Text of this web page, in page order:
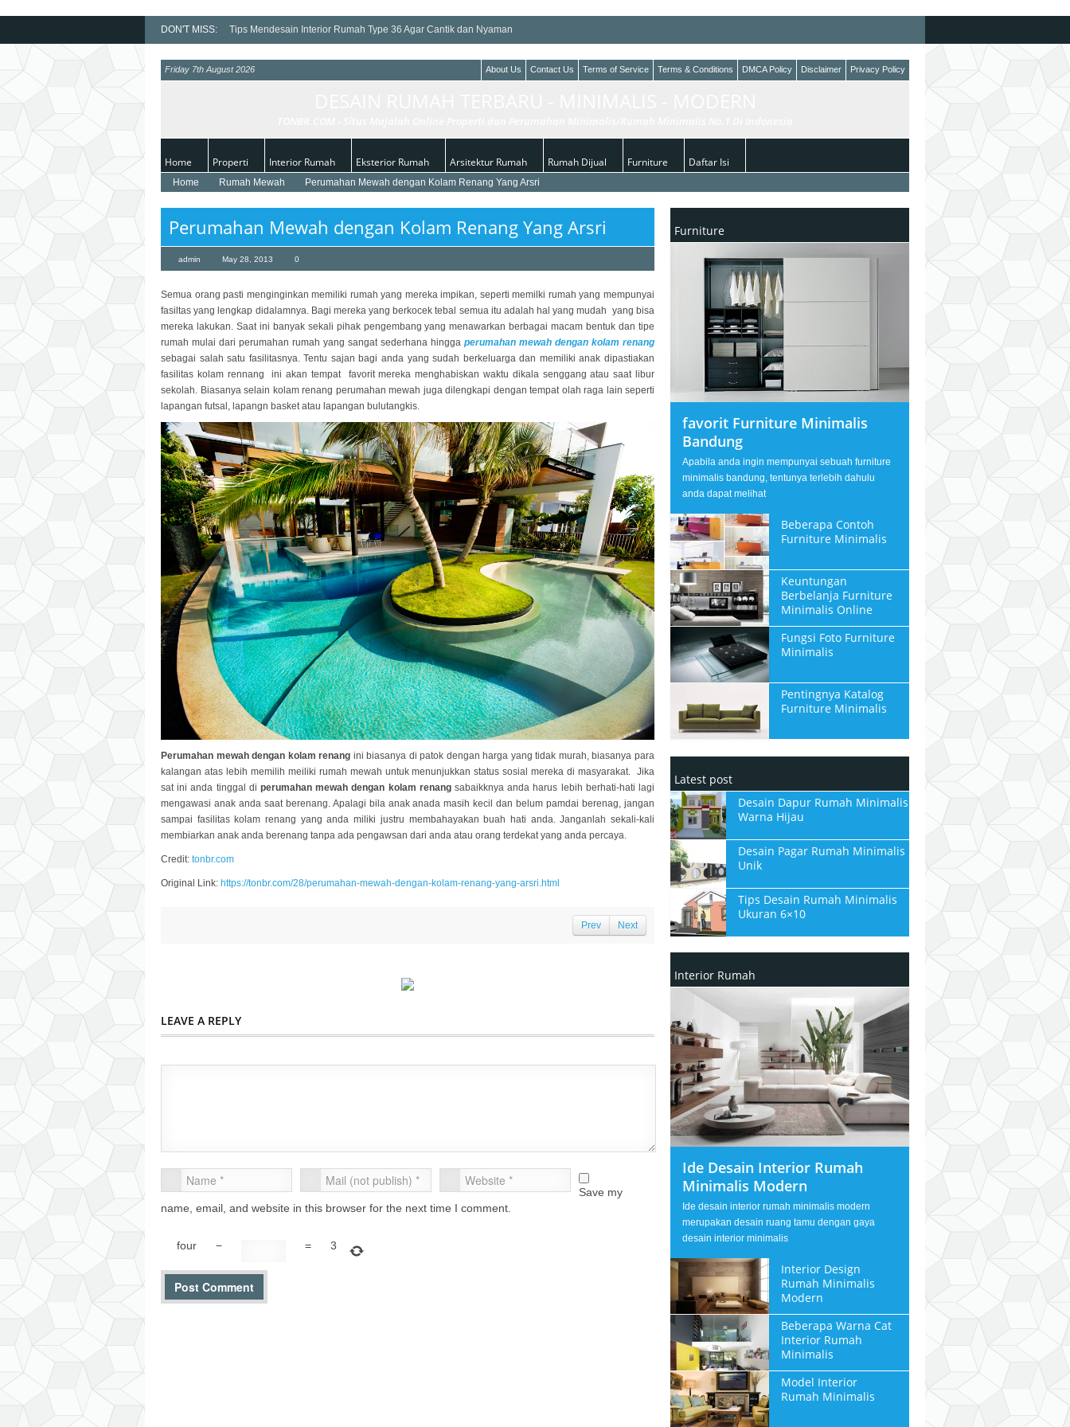
DON'T MISS:
Tips Mendesain Interior Rumah Type 36 Agar Cantik dan Nyaman
Tips Mendesain Interior Rumah Mungil
Friday 7th August 2026 About Us Contact Us Terms of Service Terms & Conditions DMCA Policy Disclaimer Privacy Policy
Home Properti Interior Rumah Eksterior Rumah Arsitektur Rumah Rumah Dijual Furniture Daftar Isi
Home Rumah Mewah Perumahan Mewah dengan Kolam Renang Yang Arsri
Perumahan Mewah dengan Kolam Renang Yang Arsri
admin May 28, 2013 0
Semua orang pasti menginginkan memiliki rumah yang mereka impikan, seperti memilki rumah yang mempunyai
fasiltas yang lengkap didalamnya. Bagi mereka yang berkocek tebal semua itu adalah hal yang mudah yang bisa
mereka lakukan. Saat ini banyak sekali pihak pengembang yang menawarkan berbagai macam bentuk dan tipe
rumah mulai dari perumahan rumah yang sangat sederhana hingga perumahan mewah dengan kolam renang
sebagai salah satu fasilitasnya. Tentu sajan bagi anda yang sudah berkeluarga dan memiliki anak dipastiakan
fasilitas kolam rennang ini akan tempat favorit mereka menghabiskan waktu dikala senggang atau saat libur
sekolah. Biasanya selain kolam renang perumahan mewah juga dilengkapi dengan tempat olah raga lain seperti
lapangan futsal, lapangn basket atau lapangan bulutangkis.
Perumahan mewah dengan kolam renang ini biasanya di patok dengan harga yang tidak murah, biasanya para
kalangan atas lebih memilih meiliki rumah mewah untuk menunjukkan status sosial mereka di masyarakat. Jika
sat ini anda tinggal di perumahan mewah dengan kolam renangsabaikknya anda harus lebih berhati-hati lagi
mengawasi anak anda saat berenang. Apalagi bila anak anada masih kecil dan belum pamdai berenag, jangan
sampai fasilitas kolam renang yang anda miliki justru membahayakan buah hati anda. Janganlah sekali-kali
membiarkan anak anda berenang tanpa ada pengawsan dari anda atau orang terdekat yang anda percaya.
Credit: tonbr.com
Original Link: https://tonbr.com/28/perumahan-mewah-dengan-kolam-renang-yang-arsri.html
Prev Next
LEAVE A REPLY
Save my
name, email, and website in this browser for the next time I comment.
four − = 3
Furniture
favorit Furniture Minimalis
Bandung
Apabila anda ingin mempunyai sebuah furniture
minimalis bandung, tentunya terlebih dahulu
anda dapat melihat
Beberapa Contoh
Furniture Minimalis
Keuntungan
Berbelanja Furniture
Minimalis Online
Fungsi Foto Furniture
Minimalis
Pentingnya Katalog
Furniture Minimalis
Latest post
Desain Dapur Rumah Minimalis
Warna Hijau
Desain Pagar Rumah Minimalis
Unik
Tips Desain Rumah Minimalis
Ukuran 6×10
Interior Rumah
Ide Desain Interior Rumah
Minimalis Modern
Ide desain interior rumah minimalis modern
merupakan desain ruang tamu dengan gaya
desain interior minimalis
Interior Design
Rumah Minimalis
Modern
Beberapa Warna Cat
Interior Rumah
Minimalis
Model Interior
Rumah Minimalis